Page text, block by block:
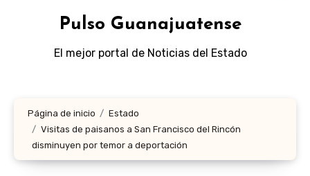
Pulso Guanajuatense
El mejor portal de Noticias del Estado
Página de inicio
Estado
Visitas de paisanos a San Francisco del Rincón
disminuyen por temor a deportación